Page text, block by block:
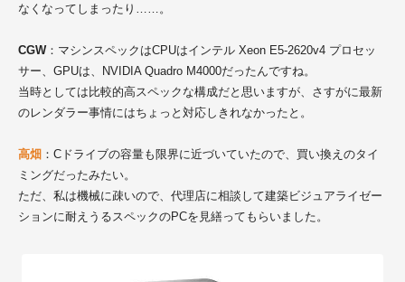
なくなってしまったり……。
CGW：マシンスペックはCPUはインテル Xeon E5-2620v4 プロセッ
サー、GPUは、NVIDIA Quadro M4000だったんですね。
当時としては比較的高スペックな構成だと思いますが、さすがに最新
のレンダラー事情にはちょっと対応しきれなかったと。
高畑 ：Cドライブの容量も限界に近づいていたので、買い換えのタイ
ミングだったみたい。
ただ、私は機械に疎いので、代理店に相談して建築ビジュアライゼー
ションに耐えうるスペックのPCを見繕ってもらいました。